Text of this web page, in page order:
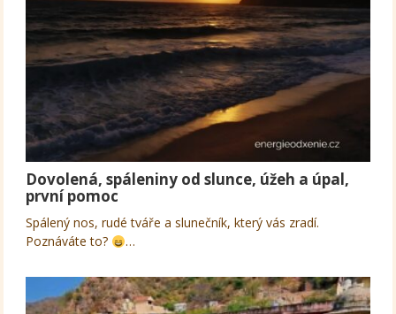
Dovolená, spáleniny od slunce, úžeh a úpal,
první pomoc
Spálený nos, rudé tváře a slunečník, který vás zradí.
Poznáváte to?
…